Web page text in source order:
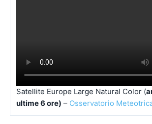
Satellite Europe Large Natural Color (
ultime 6 ore) – Osservatorio